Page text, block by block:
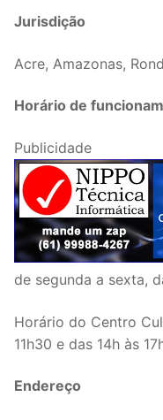
Jurisdição
Acre, Amazonas,
Horário de
Publicidade
de segunda a sexta,
Horário do Centro
11h30 e das 14h às
Endereço